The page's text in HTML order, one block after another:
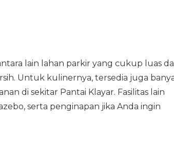
lain lahan parkir yang cukup luas
Untuk kulinernya, tersedia juga
di sekitar Pantai Klayar. Fasilitas lain
serta penginapan jika Anda ingin